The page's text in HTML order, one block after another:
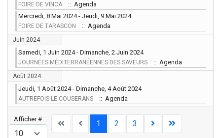
FOIRE DE VINCA
:: Agenda
Mercredi, 8 Mai 2024 - Jeudi, 9 Mai 2024
FOIRE DE TARASCON :: Agenda
Juin 2024
Samedi, 1 Juin 2024 - Dimanche, 2 Juin 2024
JOURNÉES MÉDITERRANÉENNES DES SAVEURS :: Agenda
Août 2024
Jeudi, 1 Août 2024 - Dimanche, 4 Août 2024
AUTREFOIS LE COUSERANS :: Agenda
Limite de la pagination
Afficher # 1 2 3